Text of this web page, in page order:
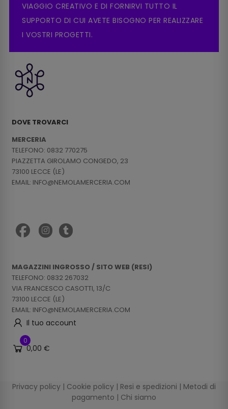
VIAGGIO CREATIVO E DI FORNIRVI TUTTO IL
SUPPORTO DI CUI AVETE BISOGNO PER REALIZZARE
I VOSTRI PROGETTI.
DOVE TROVARCI
MERCERIA
TELEFONO: 0832 770275
PIAZZETTA GIROLAMO CONGEDO, 23
73100 LECCE (LE)
EMAIL: INFO@NEMOLAMERCERIA.COM
MAGAZZINI INGROSSO / SITO WEB (RESI)
TELEFONO: 0832 267032
VIA FRANCESCO CASOTTI, 13/C
73100 LECCE (LE)
EMAIL: INFO@NEMOLAMERCERIA.COM
Il tuo account
0
0,00 €
Privacy policy | Cookie policy | Resi e spedizioni | Metodi di
pagamento | Chi siamo